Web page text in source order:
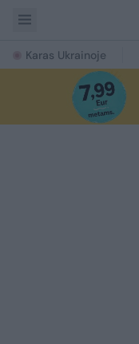
Karas Ukrainoje